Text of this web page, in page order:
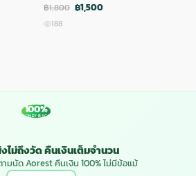
฿1,800 ฿1,500
188
100%
MONEY BACK
ไม่ถึงวัด คืนเงินเต็มจำนวน
มนัด Aorest คืนเงิน 100% ไม่มีข้อแม้